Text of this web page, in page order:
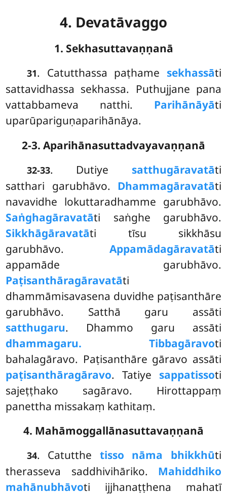
4. Devatāvaggo
1. Sekhasuttavaṇṇanā
31. Catutthassa paṭhame sekhassāti
sattavidhassa sekhassa. Puthujjane pana
vattabbameva natthi. Parihānāyāti
uparūpariguṇaparihānāya.
2-3. Aparihānasuttadvayavaṇṇanā
32-33. Dutiye satthugāravatāti
satthari garubhāvo. Dhammagāravatāti
navavidhe lokuttaradhamme garubhāvo.
Saṅghagāravatāti saṅghe garubhāvo.
Sikkhāgāravatāti tīsu sikkhāsu
garubhāvo. Appamādagāravatāti
appamāde garubhāvo.
Paṭisanthāragāravatāti
dhammāmisavasena duvidhe paṭisanthāre
garubhāvo. Satthā garu assāti
satthugaru. Dhammo garu assāti
dhammagaru. Tibbagāravoti
bahalagāravo. Paṭisanthāre gāravo assāti
paṭisanthāragāravo. Tatiye sappatissoti
sajeṭṭhako sagāravo. Hirottappaṃ
panettha missakaṃ kathitaṃ.
4. Mahāmoggallānasuttavaṇṇanā
34. Catutthe tisso nāma bhikkhūti
therasseva saddhivihāriko. Mahiddhiko
mahānubhāvoti ijjhanaṭṭhena mahatī